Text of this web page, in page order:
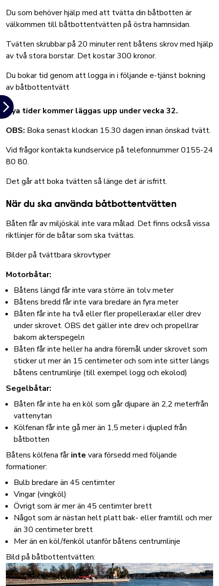
Du som behöver hjälp med att tvätta din båtbotten är
välkommen till båtbottentvätten på östra hamnsidan.
Tvätten skrubbar på 20 minuter rent båtens skrov med hjälp
av två stora borstar. Det kostar 300 kronor.
Du bokar tid genom att logga in i följande e-tjänstbokning
av båtbottentvätt
Nya tider kommer läggas upp under vecka 32.
OBS: Boka senast klockan 15.30 dagen innan önskad tvätt.
Vid frågor kontakta kundservice på telefonnummer 0155-24
80 80.
Det går att boka tvätten så länge det är isfritt.
När du ska använda båtbottentvätten
Båten får av miljöskäl inte vara målad. Det finns också vissa
riktlinjer för de båtar som ska tvättas.
Bilder på tvättbara skrovtyper
Motorbåtar:
Båtens längd får inte vara större än tolv meter
Båtens bredd får inte vara bredare än fyra meter
Båten får inte ha två eller fler propelleraxlar eller drev
under skrovet. OBS det gäller inte drev och propellrar
bakom akterspegeln
Båten får inte heller ha andra föremål under skrovet som
sticker ut mer än 15 centimeter och som inte sitter längs
båtens centrumlinje (till exempel logg och ekolod)
Segelbåtar:
Båten får inte ha en köl som går djupare än 2,2 meterfrån
vattenytan
Kölfenan får inte gå mer än 1,5 meter i djupled från
båtbotten
Båtens kölfena fårinte vara försedd med följande
formationer:
Bulb bredare än 45 centimter
Vingar (vingköl)
Övrigt som är mer än 45 centimter brett
Något som är nästan helt platt bak- eller framtill och mer
än 30 centimeter brett
Mer än en köl/fenköl utanför båtens centrumlinje
Bild på båtbottentvätten: